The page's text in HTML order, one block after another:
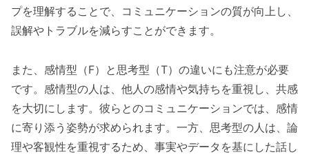
プを理解することで、コミュニケーションの質が向上し、
誤解やトラブルを減らすことができます。
また、感情型（F）と思考型（T）の違いにも注意が必要
です。感情型の人は、他人の感情や気持ちを重視し、共感
を大切にします。彼らとのコミュニケーションでは、感情
に寄り添う姿勢が求められます。一方、思考型の人は、論
理や客観性を重視するため、事実やデータを基にした話し